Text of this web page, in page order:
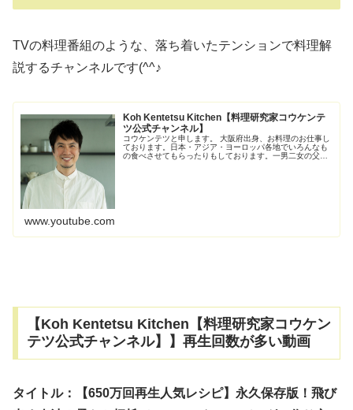
TVの料理番組のような、落ち着いたテンションで料理解
説するチャンネルです(^^♪
Koh Kentetsu Kitchen【料理研究家コウケンテ
ツ公式チャンネル】
コウケンテツと申します。 大阪府出身、お料理のお仕事し
ております。日本・アジア・ヨーロッパ各地でいろんなも
の食べさせてもらったりもしております。一男二女の父も
www.youtube.com
【Koh Kentetsu Kitchen【料理研究家コウケン
テツ公式チャンネル】】再生回数が多い動画
タイトル：【650万回再生人気レシピ】永久保存版！飛び